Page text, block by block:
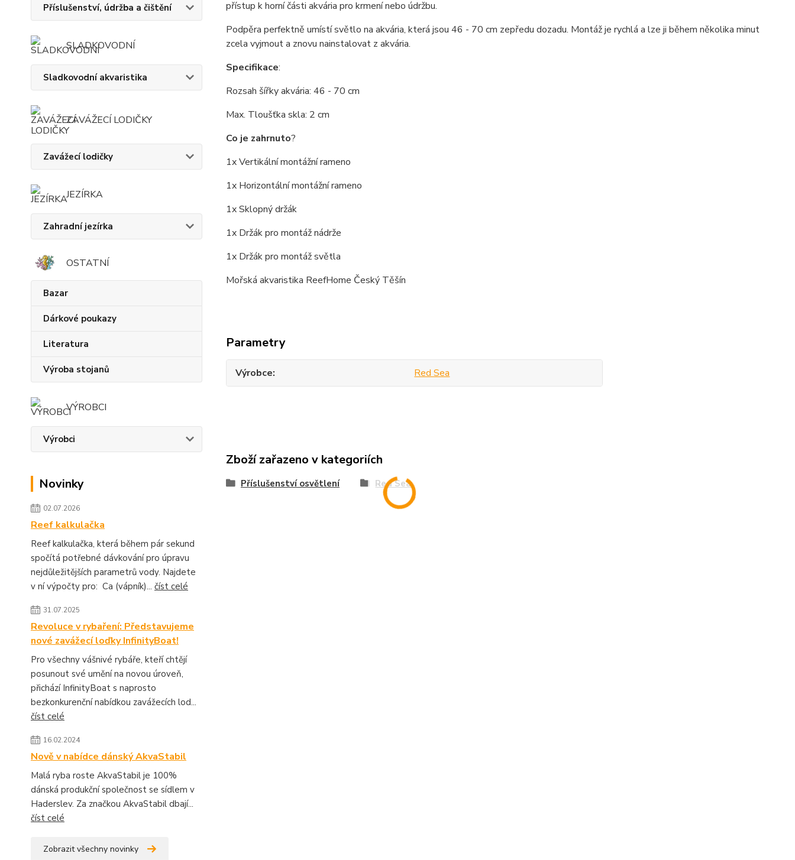
Příslušenství, údržba a čištění
SLADKOVODNÍ
Sladkovodní akvaristika
ZAVÁŽECÍ LODIČKY
Zavážecí lodičky
JEZÍRKA
Zahradní jezírka
OSTATNÍ
Bazar
Dárkové poukazy
Literatura
Výroba stojanů
VÝROBCI
Výrobci
Novinky
02.07.2026
Reef kalkulačka
Reef kalkulačka, která během pár sekund
spočítá potřebné dávkování pro úpravu
nejdůležitějších parametrů vody. Najdete
v ní výpočty pro: Ca (vápník)... číst celé
31.07.2025
Revoluce v rybaření: Představujeme
nové zavážecí loďky InfinityBoat!
Pro všechny vášnivé rybáře, kteří chtějí
posunout své umění na novou úroveň,
přichází InfinityBoat s naprosto
bezkonkurenční nabídkou zavážecích lod...
číst celé
16.02.2024
Nově v nabídce dánský AkvaStabil
Malá ryba roste AkvaStabil je 100%
dánská produkční společnost se sídlem v
Haderslev. Za značkou AkvaStabil dbají...
číst celé
Zobrazit všechny novinky
přístup k horní části akvária pro krmení nebo údržbu.
Podpěra perfektně umístí světlo na akvária, která jsou 46 - 70 cm zepředu dozadu. Montáž je rychlá a lze ji během několika minut
zcela vyjmout a znovu nainstalovat z akvária.
Specifikace:
Rozsah šířky akvária: 46 - 70 cm
Max. Tloušťka skla: 2 cm
Co je zahrnuto?
1x Vertikální montážní rameno
1x Horizontální montážní rameno
1x Sklopný držák
1x Držák pro montáž nádrže
1x Držák pro montáž světla
Mořská akvaristika ReefHome Český Těšín
Parametry
Výrobce Red Sea
Zboží zařazeno v kategoriích
Příslušenství osvětlení Red Sea